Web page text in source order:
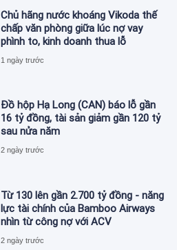
Chủ hãng nước khoáng Vikoda thế
chấp văn phòng giữa lúc nợ vay
phình to, kinh doanh thua lỗ
1 ngày trước
Đồ hộp Hạ Long (CAN) báo lỗ gần
16 tỷ đồng, tài sản giảm gần 120 tỷ
sau nửa năm
2 ngày trước
Từ 130 lên gần 2.700 tỷ đồng - năng
lực tài chính của Bamboo Airways
nhìn từ công nợ với ACV
2 ngày trước